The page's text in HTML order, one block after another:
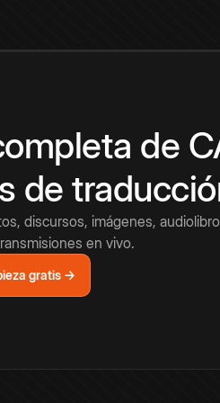
de
de
discursos, imágenes,
en vivo.
gratis →